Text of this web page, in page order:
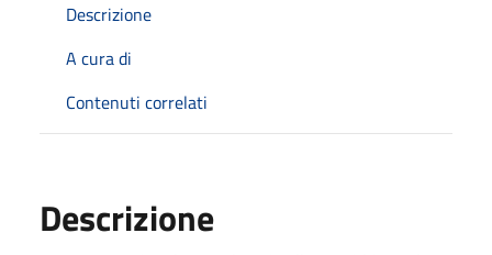
Descrizione
A cura di
Contenuti correlati
Descrizione